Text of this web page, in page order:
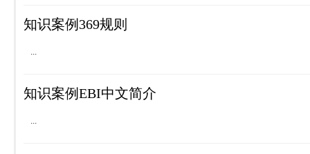
知识案例369规则
...
知识案例EBI中文简介
...